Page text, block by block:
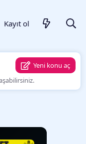
Kayıt ol
Yeni konu aç